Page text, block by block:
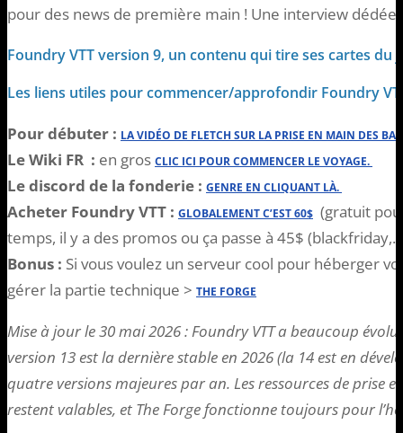
pour des news de première main ! Une interview
Foundry VTT version 9, un contenu qui tire ses cartes du
Les liens utiles pour commencer/approfondir Foundry
Pour débuter : LA VIDÉO DE FLETCH SUR LA PRISE EN MAIN DES
Le Wiki FR : en gros CLIC ICI POUR COMMENCER LE VOYAGE.
Le discord de la fonderie : GENRE EN CLIQUANT LÀ.
Acheter Foundry VTT : GLOBALEMENT C’EST 60$ (gratuit
temps, il y a des promos ou ça passe à 45$
Bonus : Si vous voulez un serveur cool pour héberger
gérer la partie technique > THE FORGE
Mise à jour le 30 mai 2026 : Foundry VTT a beaucoup
version 13 est la dernière stable en 2026 (la 14 est en
quatre versions majeures par an. Les ressources de prise
restent valables, et The Forge fonctionne toujours pour